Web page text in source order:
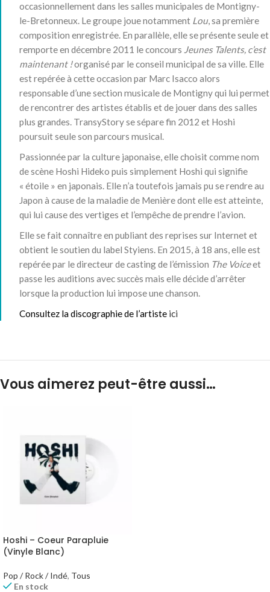
occasionnellement dans les salles municipales de Montigny-
le-Bretonneux. Le groupe joue notamment Lou, sa première
composition enregistrée. En parallèle, elle se présente seule et
remporte en décembre 2011 le concours Jeunes Talents, c’est
maintenant !organisé par le conseil municipal de sa ville. Elle
est repérée à cette occasion par Marc Isacco alors
responsable d’une section musicale de Montigny qui lui permet
de rencontrer des artistes établis et de jouer dans des salles
plus grandes. TransyStory se sépare fin 2012 et Hoshi
poursuit seule son parcours musical.
Passionnée par la culture japonaise, elle choisit comme nom
de scène Hoshi Hideko puis simplement Hoshi qui signifie
« étoile » en japonais. Elle n’a toutefois jamais pu se rendre au
Japon à cause de la maladie de Menière dont elle est atteinte,
qui lui cause des vertiges et l’empêche de prendre l’avion.
Elle se fait connaître en publiant des reprises sur Internet et
obtient le soutien du label Styiens. En 2015, à 18 ans, elle est
repérée par le directeur de casting de l’émission The Voiceet
passe les auditions avec succès mais elle décide d’arrêter
lorsque la production lui impose une chanson.
Consultez la discographie de l’artiste ici
Vous aimerez peut-être aussi…
Hoshi – Coeur Parapluie
(Vinyle Blanc)
Pop / Rock / Indé, Tous
En stock